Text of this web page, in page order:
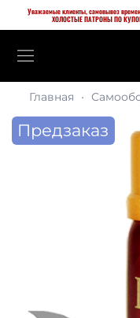
Уважаемые клиенты, самовывоз
ХОЛОСТЫЕ ПАТРОНЫ ПО КУПОНУ
Главная
Предзаказ